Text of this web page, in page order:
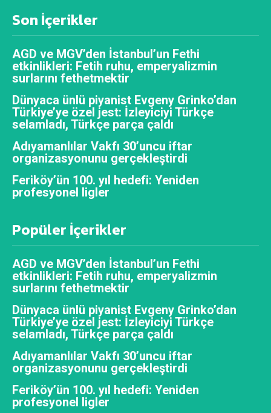
Son İçerikler
AGD ve MGV’den İstanbul’un Fethi
etkinlikleri: Fetih ruhu, emperyalizmin
surlarını fethetmektir
Dünyaca ünlü piyanist Evgeny Grinko’dan
Türkiye’ye özel jest: İzleyiciyi Türkçe
selamladı, Türkçe parça çaldı
Adıyamanlılar Vakfı 30’uncu iftar
organizasyonunu gerçekleştirdi
Feriköy’ün 100. yıl hedefi: Yeniden
profesyonel ligler
Popüler İçerikler
AGD ve MGV’den İstanbul’un Fethi
etkinlikleri: Fetih ruhu, emperyalizmin
surlarını fethetmektir
Dünyaca ünlü piyanist Evgeny Grinko’dan
Türkiye’ye özel jest: İzleyiciyi Türkçe
selamladı, Türkçe parça çaldı
Adıyamanlılar Vakfı 30’uncu iftar
organizasyonunu gerçekleştirdi
Feriköy’ün 100. yıl hedefi: Yeniden
profesyonel ligler